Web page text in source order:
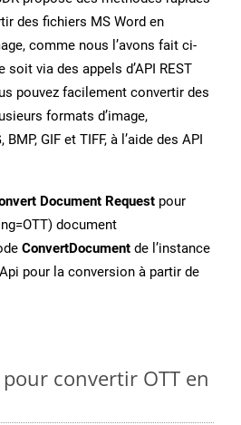
des fichiers MS Word en
comme nous l’avons fait ci-
soit via des appels d’API REST
pouvez facilement convertir des
formats d’image,
GIF et TIFF, à l’aide des API
Document Request pour
document
ConvertDocument de l’instance
pour la conversion à partir de
convertir OTT en